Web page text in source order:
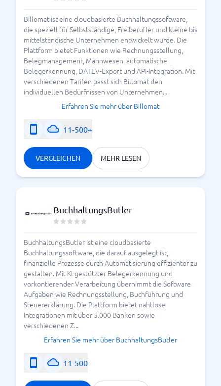
Billomat ist eine cloudbasierte Buchhaltungssoftware,
die speziell für Selbstständige, Freiberufler und kleine bis
mittelständische Unternehmen entwickelt wurde. Die
Plattform bietet Funktionen wie Rechnungsstellung,
Belegmanagement, Mahnwesen, automatische
Belegerkennung, DATEV-Export und API-Integration. Mit
verschiedenen Tarifen passt sich Billomat den
individuellen Bedürfnissen von Unternehmen...
Erfahren Sie mehr über Billomat
11-500+
VERGLEICHEN MEHR LESEN
BuchhaltungsButler
BuchhaltungsButler ist eine cloudbasierte
Buchhaltungssoftware, die darauf ausgelegt ist,
finanzielle Prozesse durch Automatisierung effizienter zu
gestalten. Mit KI-gestützter Belegerkennung und
vorkontierender Verarbeitung übernimmt die Software
Aufgaben wie Rechnungsstellung, Buchführung und
Steuererklärung. Die Plattform bietet nahtlose
Integrationen mit über 5.000 Banken sowie
verschiedenen Z...
Erfahren Sie mehr über BuchhaltungsButler
11-500